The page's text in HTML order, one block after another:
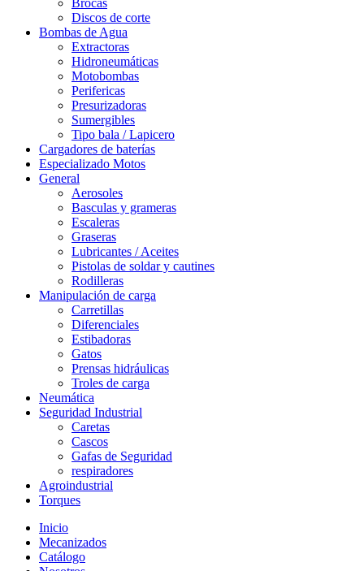
Brocas
Discos de corte
Bombas de Agua
Extractoras
Hidroneumáticas
Motobombas
Perifericas
Presurizadoras
Sumergibles
Tipo bala / Lapicero
Cargadores de baterías
Especializado Motos
General
Aerosoles
Basculas y grameras
Escaleras
Graseras
Lubricantes / Aceites
Pistolas de soldar y cautines
Rodilleras
Manipulación de carga
Carretillas
Diferenciales
Estibadoras
Gatos
Prensas hidráulicas
Troles de carga
Neumática
Seguridad Industrial
Caretas
Cascos
Gafas de Seguridad
respiradores
Agroindustrial
Torques
Inicio
Mecanizados
Catálogo